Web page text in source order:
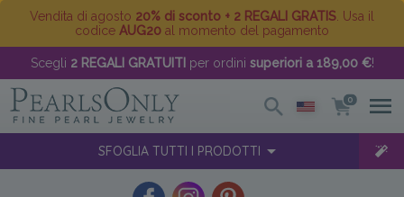
Vendita di agosto 20% di sconto + 2 REGALI GRATIS . Usa il
codice AUG20 al momento del pagamento
Scegli 2 REGALI GRATUITI per ordini superiori a 189,00 €!
0
SFOGLIA TUTTI I PRODOTTI